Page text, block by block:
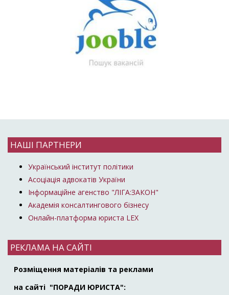
НАШІ ПАРТНЕРИ
Український інститут політики
Асоціація адвокатів України
Інформаційне агенство "ЛІГА:ЗАКОН"
Академія консалтингового бізнесу
Онлайн-платформа юриста LEX
РЕКЛАМА НА САЙТІ
Розміщення матеріалів та реклами
на сайті "ПОРАДИ ЮРИСТА":